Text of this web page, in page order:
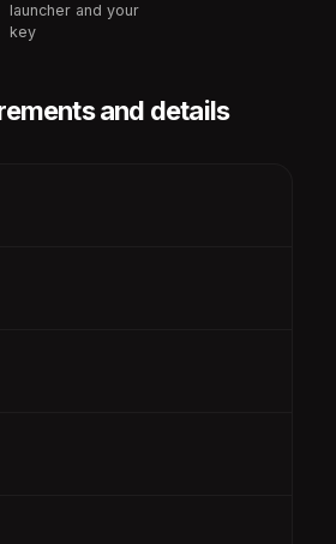
launcher and your
key
and details